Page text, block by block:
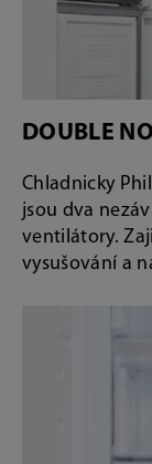
DOUBLE
Chladnicky
jsou dva
ventilátory.
vysušování a